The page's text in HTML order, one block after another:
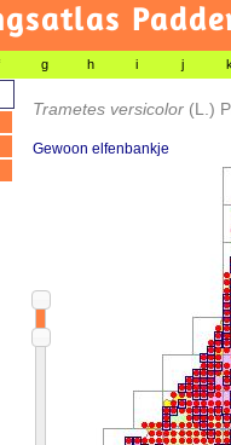
g h i j k
Trametes versicolor (L.)
Gewoon elfenbankje